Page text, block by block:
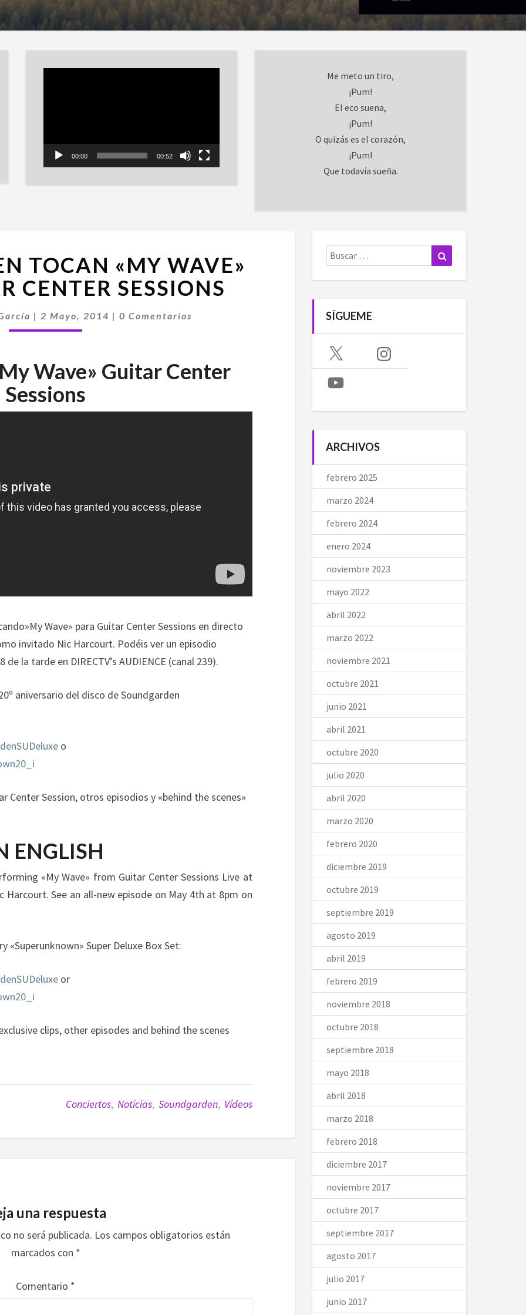
00:00 00:52
Me meto un tiro,
¡Pum!
El eco suena,
¡Pum!
O quizás es el corazón,
¡Pum!
Que todavía sueña.
TOCAN
«MY
WAVE»
GUITAR
TOCAN «MY WAVE»
CENTER SESSIONS
| 2 Mayo, 2014 |Comentarios
0 Comentarios
Wave» Guitar Center
Sessions
Wave» para Guitar Center Sessions en directo
invitado Nic Harcourt. Podéis ver un episodio
la tarde en DIRECTV’s AUDIENCE (canal 239).
aniversario del disco de Soundgarden
o
Center Session, otros episodios y «behind the scenes»
ENGLISH
«My Wave» from Guitar Center Sessions Live at
Harcourt. See an all-new episode on May 4th at 8pm on
«Superunknown» Super Deluxe Box Set:
or
clips, other episodes and behind the scenes
Conciertos, Noticias, Soundgarden, Vídeos
una respuesta
no será publicada. Los campos obligatorios están
marcados con *
Comentario *
Buscar:
SÍGUEME
X Instagram
YouTube
ARCHIVOS
febrero 2025
marzo 2024
febrero 2024
enero 2024
noviembre 2023
mayo 2022
abril 2022
marzo 2022
noviembre 2021
octubre 2021
junio 2021
abril 2021
octubre 2020
julio 2020
abril 2020
marzo 2020
febrero 2020
diciembre 2019
octubre 2019
septiembre 2019
agosto 2019
abril 2019
febrero 2019
noviembre 2018
octubre 2018
septiembre 2018
mayo 2018
abril 2018
marzo 2018
febrero 2018
diciembre 2017
noviembre 2017
octubre 2017
septiembre 2017
agosto 2017
julio 2017
junio 2017